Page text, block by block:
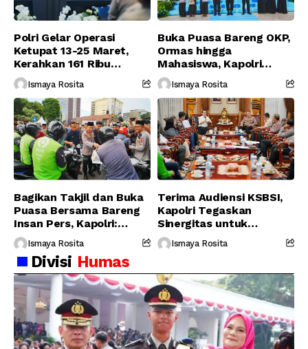
Polri Gelar Operasi
Ketupat 13-25 Maret,
Kerahkan 161 Ribu
Personel Gabungan
Ismaya Rosita
Buka Puasa Bareng OKP,
Ormas hingga
Mahasiswa, Kapolri
Serukan Jaga
Persatuan-Dukung
Program Pemerintah
Ismaya Rosita
Bagikan Takjil dan Buka
Puasa Bersama Bareng
Insan Pers, Kapolri:
Suara Media Suara
Publik
Ismaya Rosita
Terima Audiensi KSBSI,
Kapolri Tegaskan
Sinergitas untuk
Perjuangkan Hak Buruh
Ismaya Rosita
Divisi Humas